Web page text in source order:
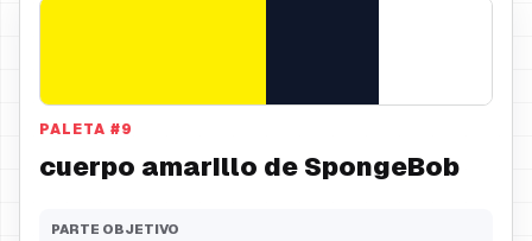
PALETA #9
cuerpo amarillo de SpongeBob
PARTE OBJETIVO